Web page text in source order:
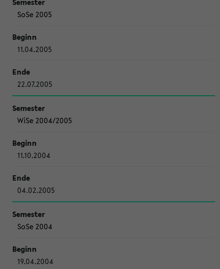
SoSe 2005
11.04.2005
22.07.2005
WiSe 2004/2005
11.10.2004
04.02.2005
SoSe 2004
19.04.2004